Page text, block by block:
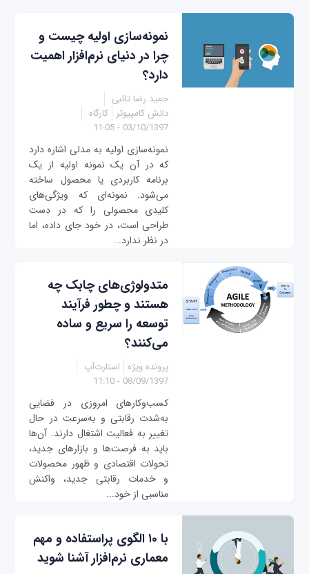
نمونه‌سازی اولیه چیست و
چرا در دنیای نرم‌افزار اهمیت
دارد؟
حمید رضا تائبی
دانش کامپیوتر
کارگاه
03/10/1397 - 11:05
نمونه‌سازی اولیه به مدلی اشاره دارد
که در آن یک نمونه‌ اولیه از یک
برنامه کاربردی یا محصول ساخته
می‌شود. نمونه‌ای که ویژگی‌های
کلیدی محصولی را که در دست
طراحی است، در خود جای داده، اما
در نظر ندارد...
متدولوژی‌های چابک چه
هستند و چطور فرآیند
توسعه را سریع و ساده
می‌کنند؟
پرونده ویژه استارت‌آپ
08/09/1397 - 11:10
کسب‌و‌کارهای امروزی در فضایی
به‌شدت رقابتی و به‌سرعت در حال
تغییر به فعالیت اشتغال دارند. آن‌ها
باید به فرصت‌ها و بازارهای جدید،
تحولات اقتصادی و ظهور محصولات
و خدمات رقابتی جدید، واکنش
مناسبی از خود...
با ۱۰ الگوی پراستفاده و مهم
معماری نرم‌افزار آشنا شوید